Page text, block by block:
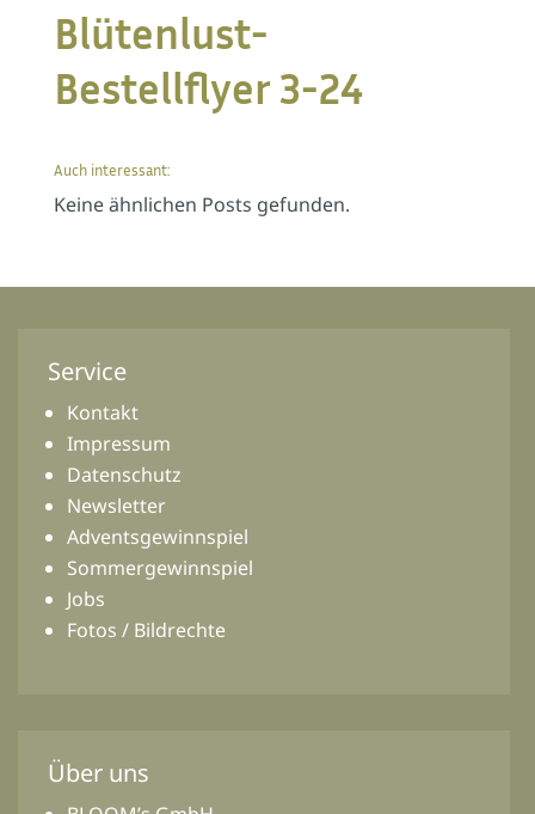
Blütenlust-
Bestellflyer 3-24
Auch interessant:
Keine ähnlichen Posts gefunden.
Service
Kontakt
Impressum
Datenschutz
Newsletter
Adventsgewinnspiel
Sommergewinnspiel
Jobs
Fotos / Bildrechte
Über uns